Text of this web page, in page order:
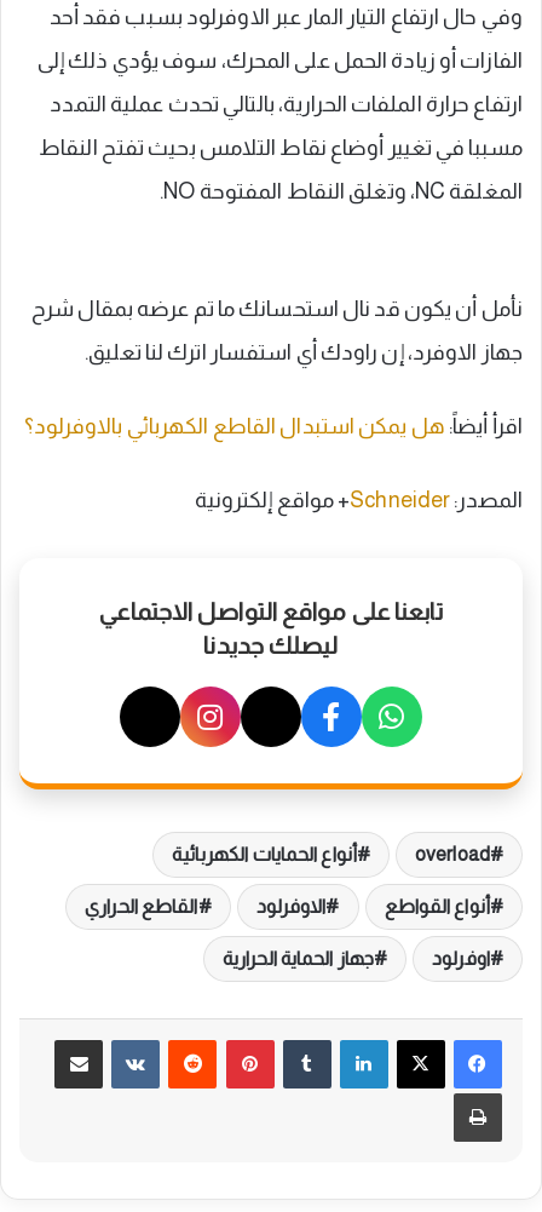
وفي حال ارتفاع التيار المار عبر الاوفرلود بسبب فقد أحد
الفازات أو زيادة الحمل على المحرك، سوف يؤدي ذلك إلى
ارتفاع حرارة الملفات الحرارية، بالتالي تحدث عملية التمدد
مسببا في تغيير أوضاع نقاط التلامس بحيث تفتح النقاط
المغلقة NC، وتغلق النقاط المفتوحة NO.
نأمل أن يكون قد نال استحسانك ما تم عرضه بمقال شرح
جهاز الاوفرد، إن راودك أي استفسار اترك لنا تعليق.
اقرأ أيضاً: هل يمكن استبدال القاطع الكهربائي بالاوفرلود؟
المصدر: Schneider+ مواقع إلكترونية
تابعنا على مواقع التواصل الاجتماعي
ليصلك جديدنا
overload أنواع الحمايات الكهربائية
أنواع القواطع الاوفرلود القاطع الحراري
اوفرلود جهاز الحماية الحرارية
لينكدإن
‏Tumblr بينتيريست
‏Reddit
‏VKontakte مشاركة عبر البريد
طباعة